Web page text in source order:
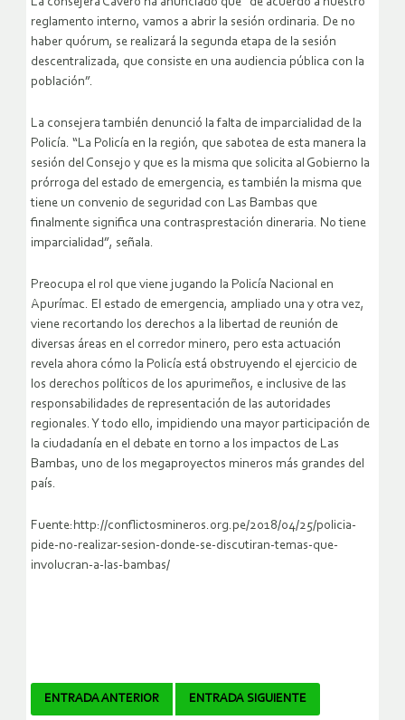
reglamento interno, vamos a abrir la sesión ordinaria. De no
haber quórum, se realizará la segunda etapa de la sesión
descentralizada, que consiste en una audiencia pública con la
población”.
La consejera también denunció la falta de imparcialidad de la
Policía. “La Policía en la región, que sabotea de esta manera la
sesión del Consejo y que es la misma que solicita al Gobierno la
prórroga del estado de emergencia, es también la misma que
tiene un convenio de seguridad con Las Bambas que
finalmente significa una contrasprestación dineraria. No tiene
imparcialidad”, señala.
Preocupa el rol que viene jugando la Policía Nacional en
Apurímac. El estado de emergencia, ampliado una y otra vez,
viene recortando los derechos a la libertad de reunión de
diversas áreas en el corredor minero, pero esta actuación
revela ahora cómo la Policía está obstruyendo el ejercicio de
los derechos políticos de los apurimeños, e inclusive de las
responsabilidades de representación de las autoridades
regionales. Y todo ello, impidiendo una mayor participación de
la ciudadanía en el debate en torno a los impactos de Las
Bambas, uno de los megaproyectos mineros más grandes del
país.
Fuente:http://conflictosmineros.org.pe/2018/04/25/policia-
pide-no-realizar-sesion-donde-se-discutiran-temas-que-
involucran-a-las-bambas/
Navegador
ENTRADA ANTERIOR ENTRADA SIGUIENTE